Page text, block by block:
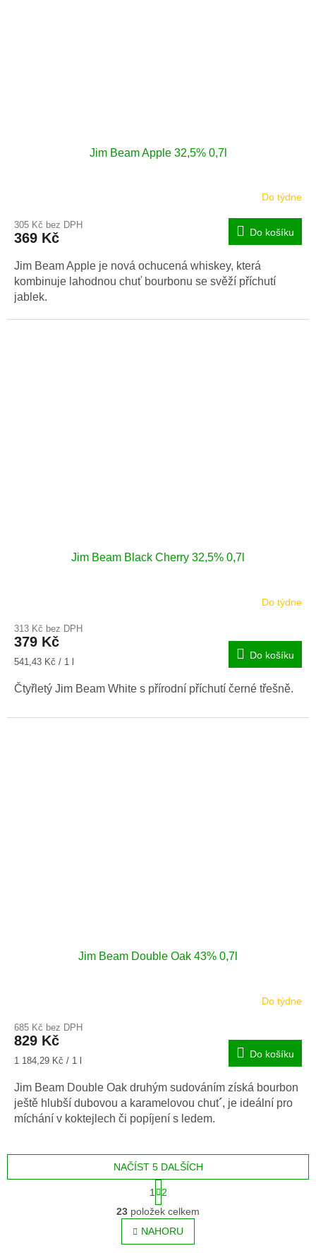
Jim Beam Apple 32,5% 0,7l
Do týdne
305 Kč bez DPH
369 Kč Do košíku
Jim Beam Apple je nová ochucená whiskey, která
kombinuje lahodnou chuť bourbonu se svěží příchutí
jablek.
Jim Beam Black Cherry 32,5% 0,7l
Do týdne
313 Kč bez DPH
379 Kč
Měrná
541,43 Kč / 1 l
Do košíku
Čtyřletý Jim Beam White s přírodní příchutí černé třešně.
Jim Beam Double Oak 43% 0,7l
Do týdne
685 Kč bez DPH
829 Kč
Měrná
1 184,29 Kč / 1 l
Do košíku
Jim Beam Double Oak druhým sudováním získá bourbon
ještě hlubší dubovou a karamelovou chut´, je ideální pro
míchání v koktejlech či popíjení s ledem.
O
v
l
á
NAČÍST 5 DALŠÍCH
t
r
á
n
k
1
2
23 položek celkem
NAHORU